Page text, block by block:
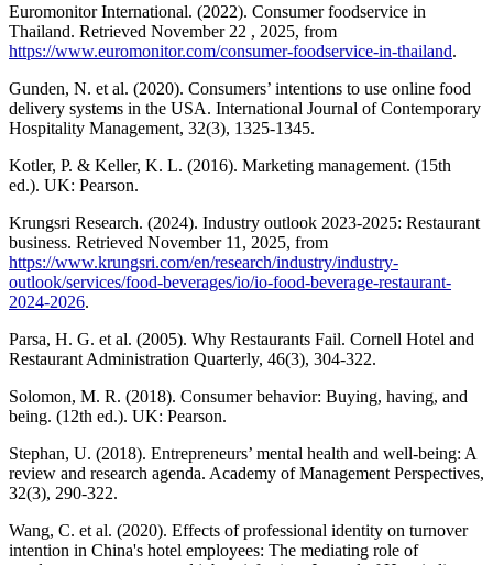
Euromonitor International. (2022). Consumer foodservice in
Thailand. Retrieved November 22 , 2025, from
https://www.euromonitor.com/consumer-foodservice-in-thailand.
Gunden, N. et al. (2020). Consumers’ intentions to use online food
delivery systems in the USA. International Journal of Contemporary
Hospitality Management, 32(3), 1325-1345.
Kotler, P. & Keller, K. L. (2016). Marketing management. (15th
ed.). UK: Pearson.
Krungsri Research. (2024). Industry outlook 2023-2025: Restaurant
business. Retrieved November 11, 2025, from
https://www.krungsri.com/en/research/industry/industry-
outlook/services/food-beverages/io/io-food-beverage-restaurant-
2024-2026.
Parsa, H. G. et al. (2005). Why Restaurants Fail. Cornell Hotel and
Restaurant Administration Quarterly, 46(3), 304-322.
Solomon, M. R. (2018). Consumer behavior: Buying, having, and
being. (12th ed.). UK: Pearson.
Stephan, U. (2018). Entrepreneurs’ mental health and well-being: A
review and research agenda. Academy of Management Perspectives,
32(3), 290-322.
Wang, C. et al. (2020). Effects of professional identity on turnover
intention in China's hotel employees: The mediating role of